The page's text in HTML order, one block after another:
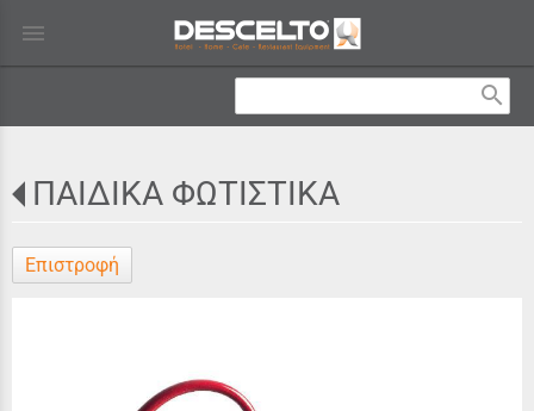
menu
search
ΠΑΙΔΙΚΑ ΦΩΤΙΣΤΙΚΑ
Επιστροφή